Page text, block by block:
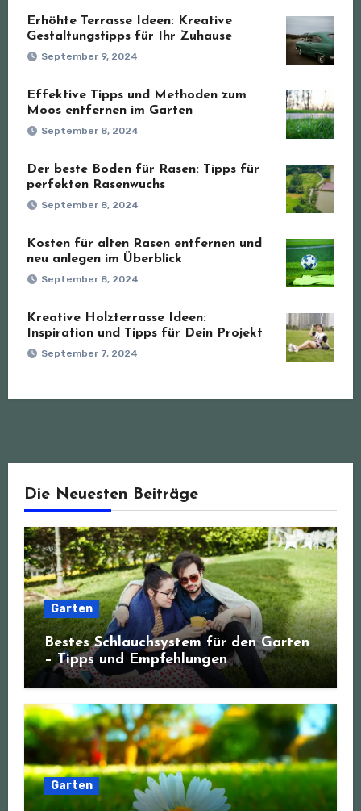
Erhöhte Terrasse Ideen: Kreative
Gestaltungstipps für Ihr Zuhause
September 9, 2024
Effektive Tipps und Methoden zum
Moos entfernen im Garten
September 8, 2024
Der beste Boden für Rasen: Tipps für
perfekten Rasenwuchs
September 8, 2024
Kosten für alten Rasen entfernen und
neu anlegen im Überblick
September 8, 2024
Kreative Holzterrasse Ideen:
Inspiration und Tipps für Dein Projekt
September 7, 2024
Die Neuesten Beiträge
Garten
Bestes Schlauchsystem für den Garten
– Tipps und Empfehlungen
Garten